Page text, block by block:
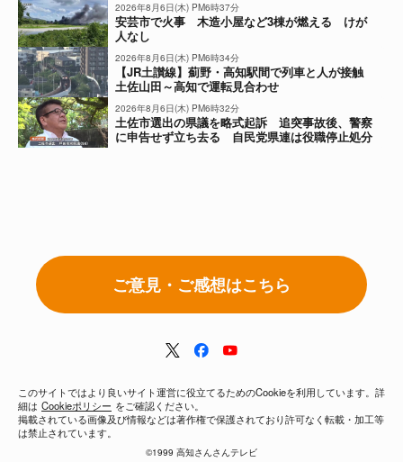
2026年8月6日(木) PM6時37分
安芸市で火事 木造小屋など3棟が燃える けが
人なし
2026年8月6日(木) PM6時34分
【JR土讃線】薊野・高知駅間で列車と人が接触
土佐山田～高知で運転見合わせ
2026年8月6日(木) PM6時32分
土佐市選出の県議を略式起訴 追突事故後、警察
に申告せず立ち去る 自民党県連は役職停止処分
ご意見・ご感想はこちら
このサイトではより良いサイト運営に役立てるためのCookieを利用しています。詳
細は Cookieポリシー をご確認ください。
掲載されている画像及び情報などは著作権で保護されており許可なく転載・加工等
は禁止されています。
©1999 高知さんさんテレビ